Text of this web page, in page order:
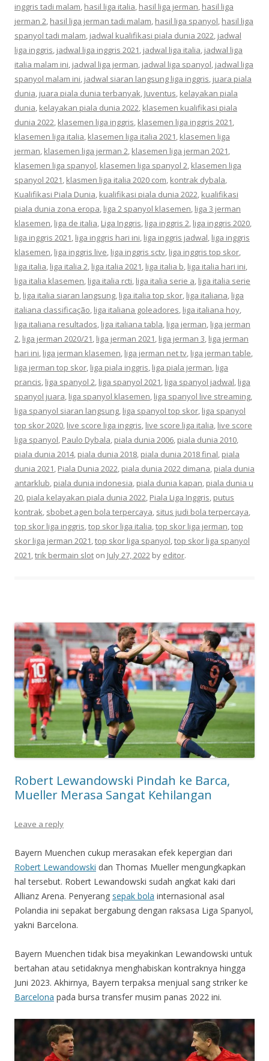
inggris tadi malam, hasil liga italia, hasil liga jerman, hasil liga
jerman 2, hasil liga jerman tadi malam, hasil liga spanyol, hasil liga
spanyol tadi malam, jadwal kualifikasi piala dunia 2022, jadwal
liga inggris, jadwal liga inggris 2021, jadwal liga italia, jadwal liga
italia malam ini, jadwal liga jerman, jadwal liga spanyol, jadwal liga
spanyol malam ini, jadwal siaran langsung liga inggris, juara piala
dunia, juara piala dunia terbanyak, Juventus, kelayakan piala
dunia, kelayakan piala dunia 2022, klasemen kualifikasi piala
dunia 2022, klasemen liga inggris, klasemen liga inggris 2021,
klasemen liga italia, klasemen liga italia 2021, klasemen liga
jerman, klasemen liga jerman 2, klasemen liga jerman 2021,
klasemen liga spanyol, klasemen liga spanyol 2, klasemen liga
spanyol 2021, klasmen liga italia 2020 com, kontrak dybala,
Kualifikasi Piala Dunia, kualifikasi piala dunia 2022, kualifikasi
piala dunia zona eropa, liga 2 spanyol klasemen, liga 3 jerman
klasemen, liga de italia, Liga Inggris, liga inggris 2, liga inggris 2020,
liga inggris 2021, liga inggris hari ini, liga inggris jadwal, liga inggris
klasemen, liga inggris live, liga inggris sctv, liga inggris top skor,
liga italia, liga italia 2, liga italia 2021, liga italia b, liga italia hari ini,
liga italia klasemen, liga italia rcti, liga italia serie a, liga italia serie
b, liga italia siaran langsung, liga italia top skor, liga italiana, liga
italiana classificação, liga italiana goleadores, liga italiana hoy,
liga italiana resultados, liga italiana tabla, liga jerman, liga jerman
2, liga jerman 2020/21, liga jerman 2021, liga jerman 3, liga jerman
hari ini, liga jerman klasemen, liga jerman net tv, liga jerman table,
liga jerman top skor, liga piala inggris, liga piala jerman, liga
prancis, liga spanyol 2, liga spanyol 2021, liga spanyol jadwal, liga
spanyol juara, liga spanyol klasemen, liga spanyol live streaming,
liga spanyol siaran langsung, liga spanyol top skor, liga spanyol
top skor 2020, live score liga inggris, live score liga italia, live score
liga spanyol, Paulo Dybala, piala dunia 2006, piala dunia 2010,
piala dunia 2014, piala dunia 2018, piala dunia 2018 final, piala
dunia 2021, Piala Dunia 2022, piala dunia 2022 dimana, piala dunia
antarklub, piala dunia indonesia, piala dunia kapan, piala dunia u
20, piala kelayakan piala dunia 2022, Piala Liga Inggris, putus
kontrak, sbobet agen bola terpercaya, situs judi bola terpercaya,
top skor liga inggris,top skor liga italia,top skor liga jerman,top
skor liga jerman 2021,top skor liga spanyol,top skor liga spanyol
2021,trik bermain slot on July 27, 2022 by editor.
Robert Lewandowski Pindah ke Barca,
Mueller Merasa Sangat Kehilangan
Leave a reply
Bayern Muenchen cukup merasakan efek kepergian dari
Robert Lewandowski dan Thomas Mueller mengungkapkan
hal tersebut. Robert Lewandowski sudah angkat kaki dari
Allianz Arena. Penyerang sepak bola internasional asal
Polandia ini sepakat bergabung dengan raksasa Liga Spanyol,
yakni Barcelona.
Bayern Muenchen tidak bisa meyakinkan Lewandowski untuk
bertahan atau setidaknya menghabiskan kontraknya hingga
Juni 2023. Akhirnya, Bayern terpaksa menjual sang striker ke
Barcelona pada bursa transfer musim panas 2022 ini.